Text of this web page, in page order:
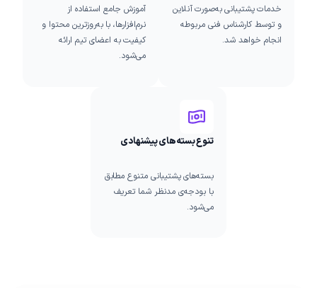
خدمات پشتیبانی به‌صورت آنلاین
و توسط کارشناس فنی مربوطه
انجام خواهد شد.
آموزش جامع استفاده از
نرم‌افزارها، با به‌روزترین محتوا و
کیفیت به اعضای تیم ارائه
می‌شود.
تنوع بسته‌های پیشنهادی
بسته‌های پشتیبانی متنوع مطابق
با بودجه‌ی مدنظر شما تعریف
می‌شود.